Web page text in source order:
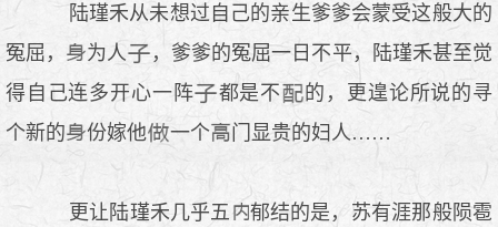
陆瑾禾从未想过自己的亲生爹爹会蒙受这般大的
冤屈，
为人
，爹爹的冤屈一日不平，陆瑾禾甚至觉
得自己连多开心一阵
都是不
的，更遑论所说的寻
个新的
份嫁他 一个 门显贵的妇人……
更让陆瑾禾几乎五
郁结的是，苏有涯那般陨雹